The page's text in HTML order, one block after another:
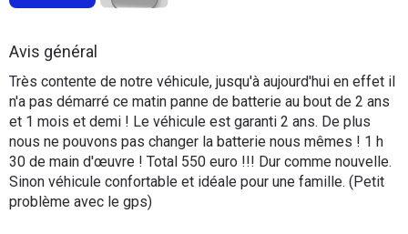
Flottes
Services
Forum
Moto
Avis général
Très contente de notre véhicule, jusqu'à aujourd'hui en effet il
n'a pas démarré ce matin panne de batterie au bout de 2 ans
et 1 mois et demi ! Le véhicule est garanti 2 ans. De plus
nous ne pouvons pas changer la batterie nous mêmes ! 1 h
30 de main d'œuvre ! Total 550 euro !!! Dur comme nouvelle.
Sinon véhicule confortable et idéale pour une famille. (Petit
problème avec le gps)